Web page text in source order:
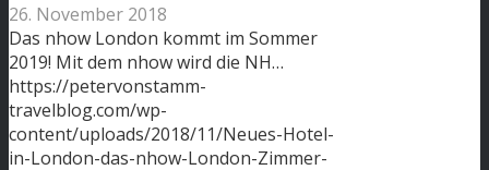
26. November 2018
Das nhow London kommt im Sommer
2019! Mit dem nhow wird die NH…
https://petervonstamm-
travelblog.com/wp-
content/uploads/2018/11/Neues-Hotel-
in-London-das-nhow-London-Zimmer-